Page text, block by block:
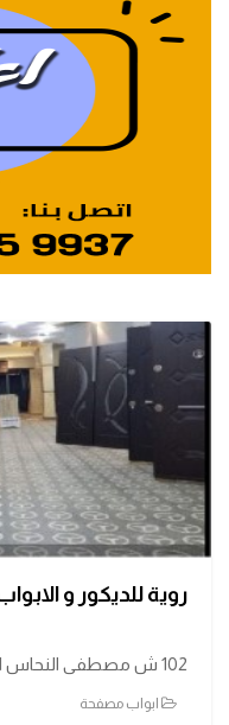
روية للديكور و الابواب
102 ش مصطفى النحاس امام اولاد رجب
ابواب مصفحة